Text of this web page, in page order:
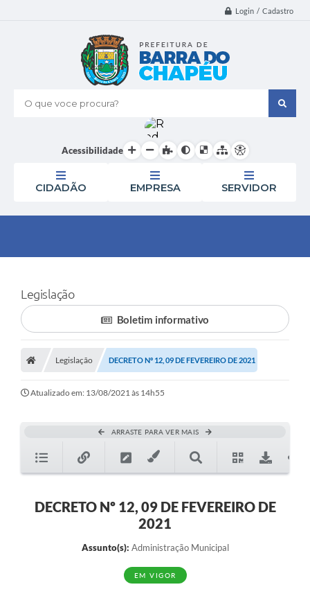
Login / Cadastro
O que voce procura?
Acessibilidade
CIDADÃO EMPRESA SERVIDOR
Legislação
Boletim informativo
Legislação DECRETO Nº 12, 09 DE FEVEREIRO DE 2021
Atualizado em: 13/08/2021 às 14h55
ARRASTE PARA VER MAIS
DECRETO Nº 12, 09 DE FEVEREIRO DE
2021
Assunto(s): Administração Municipal
EM VIGOR